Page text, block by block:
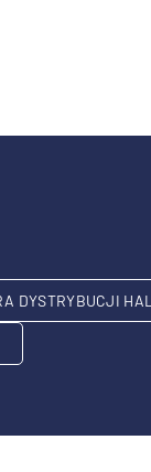
DYSTRYBUCJI